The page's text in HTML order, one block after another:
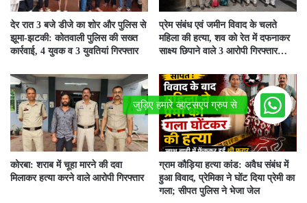
देर रात 3 बजे डीजे का शोर और पुलिस से
झूमा-झटकी: कोतवाली पुलिस की सख्त
कार्रवाई, 4 युवक व 3 युवतियां गिरफ्तार
प्रेम संबंध एवं जमीन विवाद के चलते
महिला की हत्या, शव को रेत में दफनाकर
साक्ष्य छिपाने वाले 3 आरोपी गिरफ्तार…
कोरबा: शराब में चूहा मारने की दवा
मिलाकर हत्या करने वाले आरोपी गिरफ्तार
ग्राम कौड़िया हत्या कांड: अवैध संबंध में
हुआ विवाद, प्रेमिका ने घोंट दिया प्रेमी का
गला; सीपत पुलिस ने भेजा जेल